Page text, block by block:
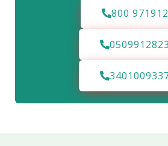
800 971912
0509912823